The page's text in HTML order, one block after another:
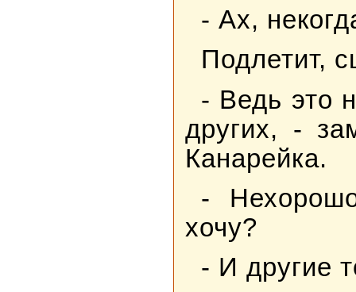
- Ах,
Подлетит,
- Ведь это
других, -
Канарейка.
-
хочу?
- И другие